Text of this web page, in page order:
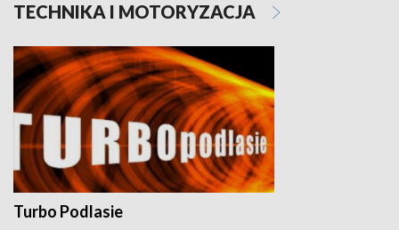
TECHNIKA I MOTORYZACJA
Turbo Podlasie